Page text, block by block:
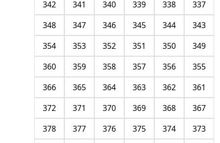
337
338
339
340
341
342
343
344
345
346
347
348
349
350
351
352
353
354
355
356
357
358
359
360
361
362
363
364
365
366
367
368
369
370
371
372
373
374
375
376
377
378